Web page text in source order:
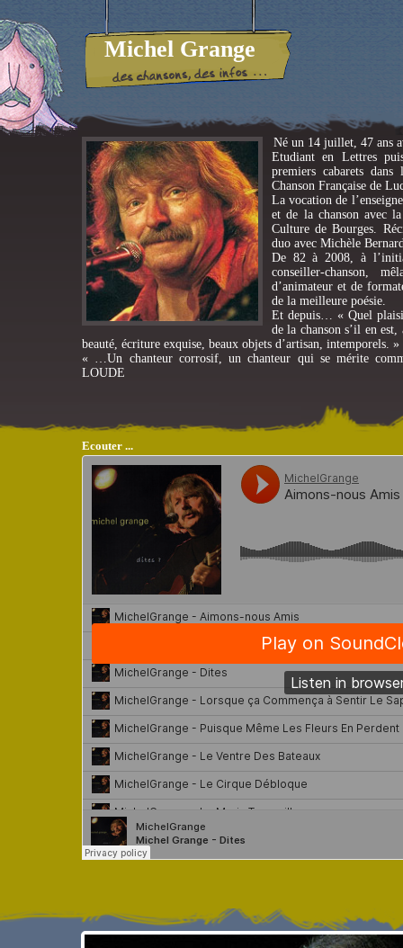
Michel Grange
Né un 14 juillet, 47 ans
Etudiant en Lettres
premiers cabarets
Chanson Française de
La vocation de
et de la chanson avec
Culture de Bourges.
duo avec Michèle
De 82 à 2008, à
conseiller-chanson,
d’animateur et de
de la meilleure poésie.
Et depuis… « Quel
de la chanson s’il en
beauté, écriture exquise, beaux objets d’artisan, intemporels.
« …Un chanteur corrosif, un chanteur qui se mérite
LOUDE
Ecouter ...